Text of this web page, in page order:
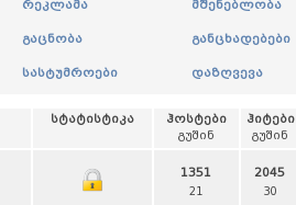
რეკლამა მშენებლობა
გაცნობა განცხადებები
სასტუმროები დაზღვევა
სტატისტიკა
ჰოსტები
გუშინ
ჰიტები
გუშინ
1351
21
2045
30